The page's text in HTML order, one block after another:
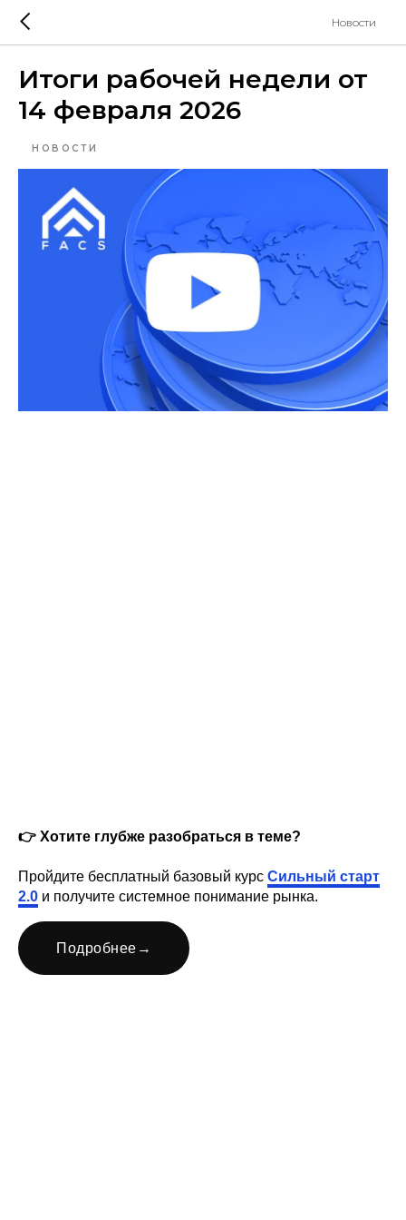
Новости
Итоги рабочей недели от
14 февраля 2026
НОВОСТИ
👉 Хотите глубже разобраться в теме?
Пройдите бесплатный базовый курс Сильный старт
2.0 и получите системное понимание рынка.
Подробнее →